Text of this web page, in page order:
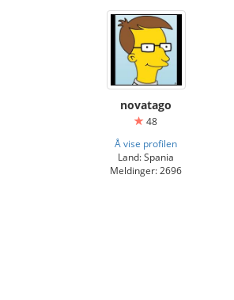
novatago
48
Å vise profilen
Land: Spania
Meldinger: 2696